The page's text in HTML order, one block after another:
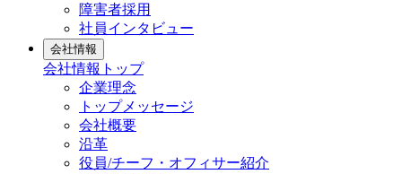
障害者採用
社員インタビュー
会社情報
会社情報 トップ
企業理念
トップメッセージ
会社概要
沿革
役員/チーフ・オフィサー紹介